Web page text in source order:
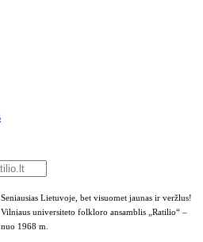
Seniausias Lietuvoje, bet visuomet jaunas ir veržlus!
Vilniaus universiteto folkloro ansamblis „Ratilio“ –
nuo 1968 m.